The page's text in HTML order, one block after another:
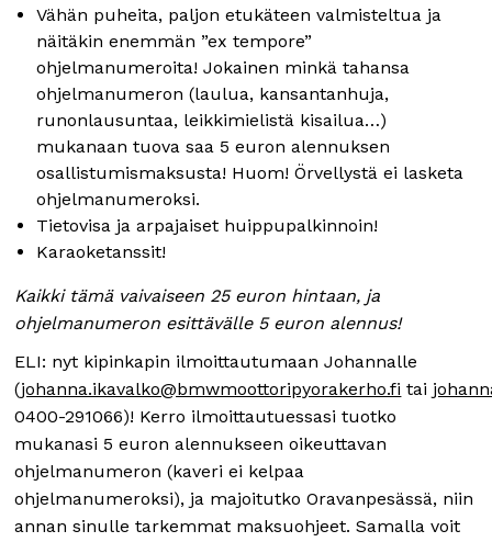
Vähän puheita, paljon etukäteen valmisteltua ja
näitäkin enemmän ”ex tempore”
ohjelmanumeroita! Jokainen minkä tahansa
ohjelmanumeron (laulua, kansantanhuja,
runonlausuntaa, leikkimielistä kisailua…)
mukanaan tuova saa 5 euron alennuksen
osallistumismaksusta! Huom! Örvellystä ei lasketa
ohjelmanumeroksi.
Tietovisa ja arpajaiset huippupalkinnoin!
Karaoketanssit!
Kaikki tämä vaivaiseen 25 euron hintaan, ja
ohjelmanumeron esittävälle 5 euron alennus!
ELI: nyt kipinkapin ilmoittautumaan Johannalle
(johanna.ikavalko@bmwmoottoripyorakerho.fi tai
0400-291066)! Kerro ilmoittautuessasi tuotko
mukanasi 5 euron alennukseen oikeuttavan
ohjelmanumeron (kaveri ei kelpaa
ohjelmanumeroksi), ja majoitutko Oravanpesässä, niin
annan sinulle tarkemmat maksuohjeet. Samalla voit